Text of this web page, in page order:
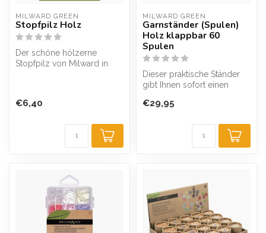
MILWARD GREEN
Stopfpilz Holz
Der schöne hölzerne
Stopfpilz von Milward in
€6,40
MILWARD GREEN
Garnständer (Spulen)
Holz klappbar 60
Spulen
Dieser praktische Ständer
gibt Ihnen sofort einen
verfügbaren...
€29,95